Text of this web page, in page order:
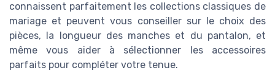
connaissent parfaitement les collections classiques de
mariage et peuvent vous conseiller sur le choix des
pièces, la longueur des manches et du pantalon, et
même vous aider à sélectionner les accessoires
parfaits pour compléter votre tenue.